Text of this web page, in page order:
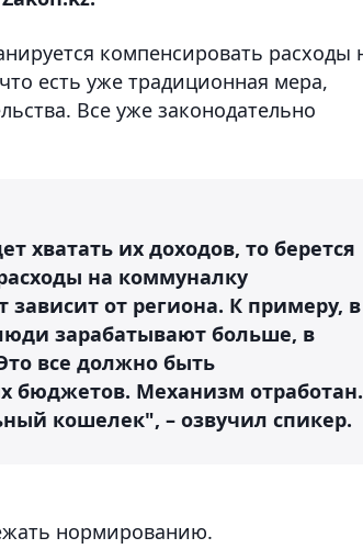
компенсировать расходы
есть уже традиционная мера,
Все уже законодательно
хватать их доходов, то берется
на коммуналку
от региона. К примеру, в
зарабатывают больше, в
все должно быть
бюджетов. Механизм отработан.
кошелек", – озвучил спикер.
нормированию.